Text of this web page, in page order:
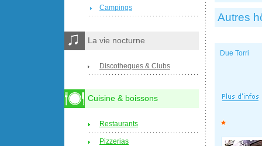
Autres
Due Torri
Campings
La vie nocturne
Discotheques & Clubs
Cuisine & boissons
Restaurants
Pizzerias